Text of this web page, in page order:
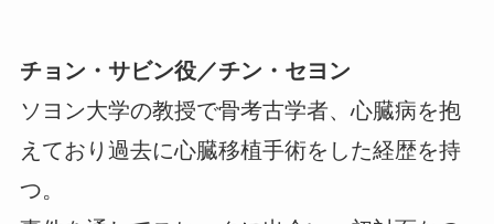
チョン・サビン役／チン・セヨン
ソヨン大学の教授で骨考古学者、心臓病を抱
えており過去に心臓移植手術をした経歴を持
つ。